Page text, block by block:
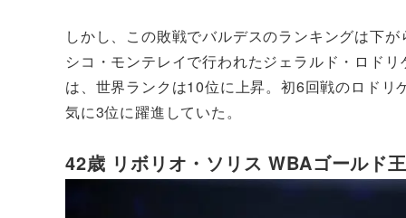
しかし、この敗戦でバルデスのランキングは下
シコ・モンテレイで行われたジェラルド・ロド
は、世界ランクは10位に上昇。初6回戦のロド
気に3位に躍進していた。
42歳 リボリオ・ソリス WBAゴールド